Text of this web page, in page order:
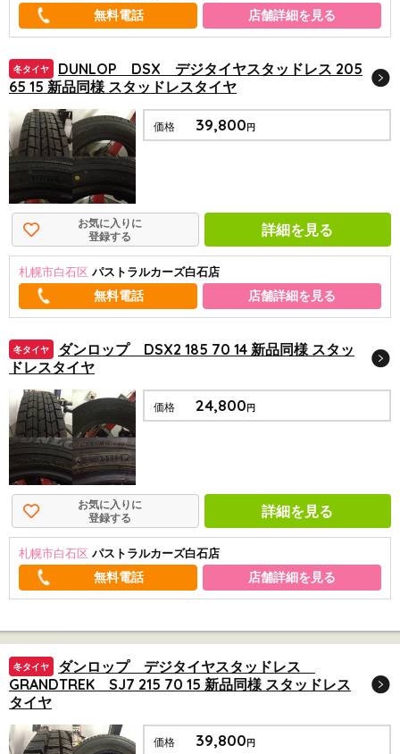
店舗詳細を見る
冬タイヤ
DUNLOP DSX デジタイヤスタッドレス 205
65 15 新品同様 スタッドレスタイヤ
価格 39,800円
お気に入りに
登録する
詳細を見る
札幌市白石区 パストラルカーズ白石店
店舗詳細を見る
冬タイヤ
ダンロップ DSX2 185 70 14 新品同様 スタッ
ドレスタイヤ
価格 24,800 円
お気に入りに
登録する
詳細を見る
札幌市白石区 パストラルカーズ白石店
店舗詳細を見る
冬タイヤ
ダンロップ デジタイヤスタッドレス
GRANDTREK SJ7 215 70 15 新品同様 スタッドレス
タイヤ
価格 39,800円